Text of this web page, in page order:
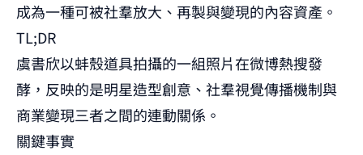
成為一種可被社羣放大、再製與變現的內容資產。
TL;DR
虞書欣以蚌殼道具拍攝的一組照片在微博熱搜發
酵，反映的是明星造型創意、社羣視覺傳播機制與
商業變現三者之間的連動關係。
關鍵事實